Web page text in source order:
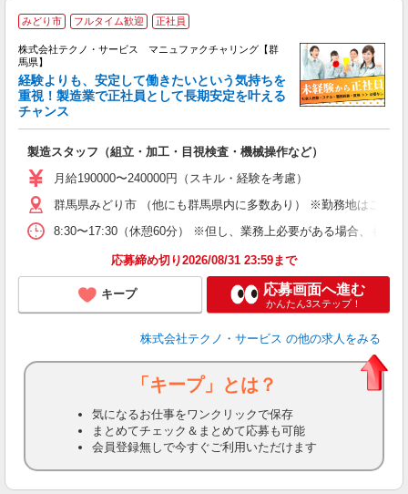
みどり市 フルタイム歓迎 正社員
株式会社テクノ・サービス マニュファクチャリング【群
馬県】
経験よりも、安定して働きたいという気持ちを
重視！製造業で正社員として長期安定を叶える
チャンス
製造スタッフ（組立・加工・目視検査・機械操作など）
月給190000〜240000円（スキル・経験を考慮）
群馬県みどり市 （他にも群馬県内に多数あり） ※勤務地はご希
8:30〜17:30（休憩60分） ※但し、業務上必要がある場合、もし
応募締め切り2026/08/31 23:59まで
キープ 応募画面へ進む
かんたん3ステップ！
株式会社テクノ・サービス の他の求人をみる
「キープ」とは？
気になるお仕事をワンクリックで保存
まとめてチェック＆まとめて応募も可能
会員登録無しで今すぐご利用いただけます